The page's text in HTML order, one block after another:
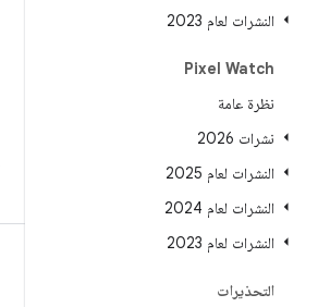
النشرات لعام 2023
Pixel Watch
نظرة عامة
نشرات 2026
النشرات لعام 2025
النشرات لعام 2024
النشرات لعام 2023
التحذيرات
مستودع Android